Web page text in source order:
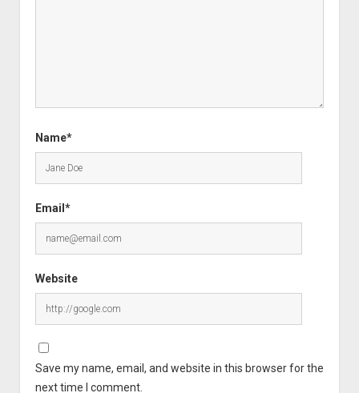
Name*
Email*
Website
Save my name, email, and website in this browser for the
next time I comment.